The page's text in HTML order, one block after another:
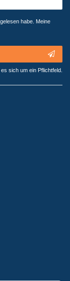
habe. Meine
sich um ein Pflichtfeld.